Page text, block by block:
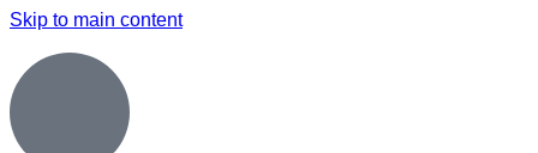
Skip to main content